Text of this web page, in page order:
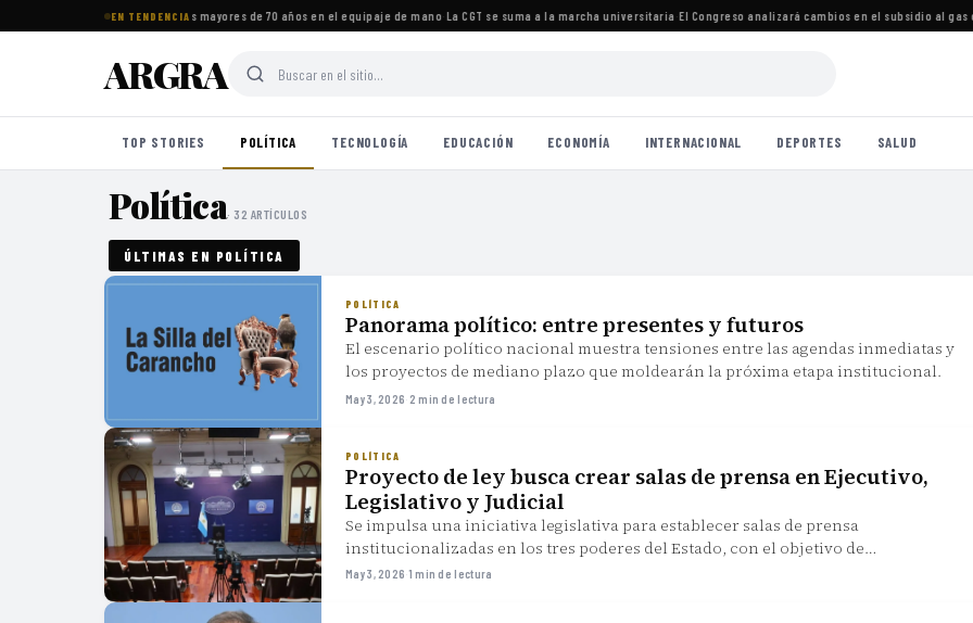
EN TENDENCIA
imprescindibles para viajeros mayores de 70 años en el equipaje de mano·La CGT se suma a la marcha universitaria·El Congreso analizará cambios en el subsidio al gas
ARGRA
TOP STORIES POLÍTICA TECNOLOGÍA EDUCACIÓN ECONOMÍA INTERNACIONAL DEPORTES SALUD
Política· 32 ARTÍCULOS
ÚLTIMAS EN POLÍTICA
POLÍTICA
Panorama político: entre presentes y futuros
El escenario político nacional muestra tensiones entre las agendas inmediatas y
los proyectos de mediano plazo que moldearán la próxima etapa institucional.
May 3, 2026· 2 min de lectura
POLÍTICA
Proyecto de ley busca crear salas de prensa en Ejecutivo,
Legislativo y Judicial
Se impulsa una iniciativa legislativa para establecer salas de prensa
institucionalizadas en los tres poderes del Estado, con el objetivo de
profesionalizar la comunicación oficial.
May 3, 2026·1 min de lectura